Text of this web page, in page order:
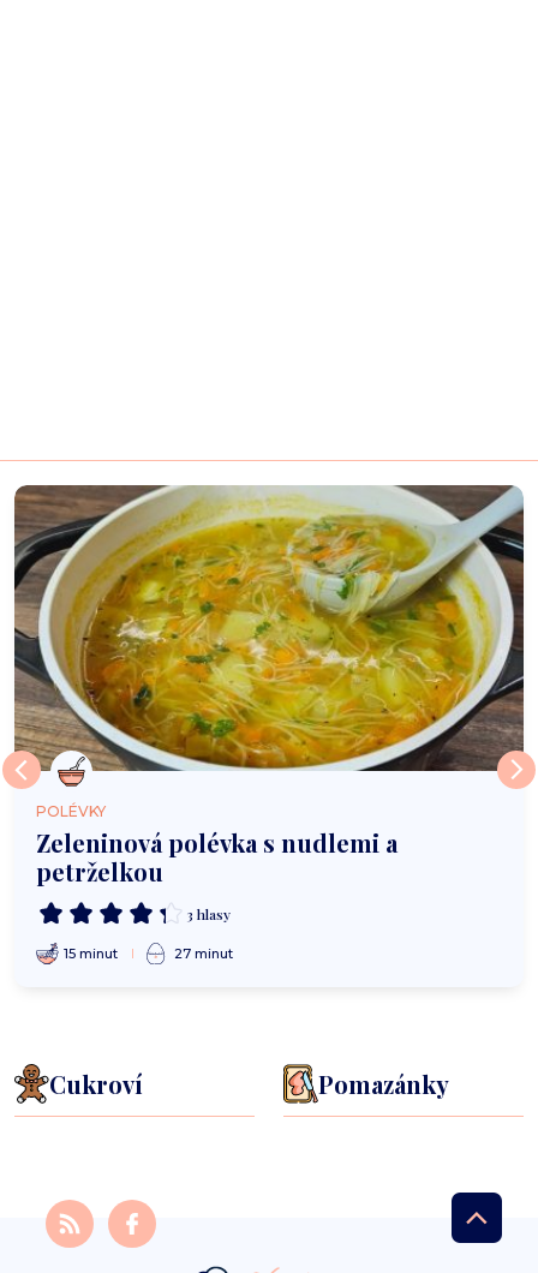
POLÉVKY
Zeleninová polévka s nudlemi a
petrželkou
3 hlasy
15 minut 27 minut
Cukroví Pomazánky